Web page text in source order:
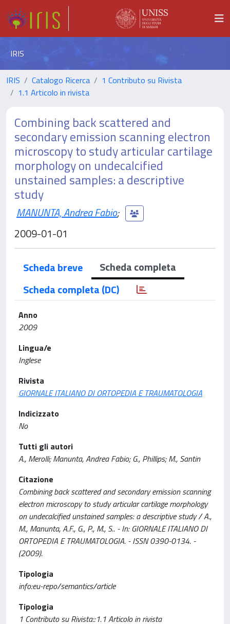
IRIS
IRIS Catalogo Ricerca
1 Contributo su Rivista
1.1 Articolo in rivista
Combining back scattered and
secondary emission scanning electron
microscopy to study articular cartilage
morphology on undecalcified
unstained samples: a descriptive
study
MANUNTA, Andrea Fabio;
2009-01-01
Scheda breve
Scheda completa
Scheda completa (DC)
Anno
2009
Lingua/e
Inglese
Rivista
GIORNALE ITALIANO DI ORTOPEDIA E TRAUMATOLOGIA
Indicizzato
No
Tutti gli autori
A., Merolli; Manunta, Andrea Fabio; G., Phillips; M., Santin
Citazione
Combining back scattered and secondary emission scanning
electron microscopy to study articular cartilage morphology
on undecalcified unstained samples: a descriptive study / A.,
M., Manunta, A.F., G., P., M., S.. - In: GIORNALE ITALIANO DI
ORTOPEDIA E TRAUMATOLOGIA. - ISSN 0390-0134. -
(2009).
Tipologia
info:eu-repo/semantics/article
Tipologia
1 Contributo su Rivista::1.1 Articolo in rivista